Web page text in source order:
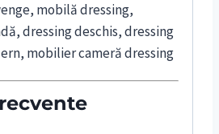
mobilă dressing,
dressing deschis, dressing
mobilier cameră dressing